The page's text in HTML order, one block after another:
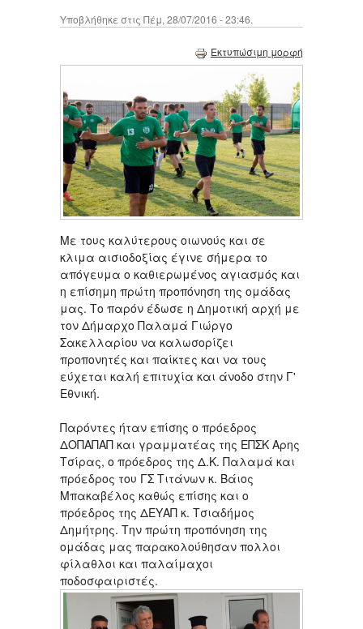
Υποβλήθηκε στις Πέμ, 28/07/2016 - 23:46.
Εκτυπώσιμη μορφή
Με τους καλύτερους οιωνούς και σε
κλιμα αισιοδοξίας έγινε σήμερα το
απόγευμα ο καθιερωμένος αγιασμός και
η επίσημη πρώτη προπόνηση της ομάδας
μας. Το παρόν έδωσε η Δημοτική αρχή με
τον Δήμαρχο Παλαμά Γιώργο
Σακελλαρίου να καλωσορίζει
προπονητές και παίκτες και να τους
εύχεται καλή επιτυχία και άνοδο στην Γ'
Εθνική.
Παρόντες ήταν επίσης ο πρόεδρος
ΔΟΠΑΠΑΠ και γραμματέας της ΕΠΣΚ Αρης
Τσίρας, ο πρόεδρος της Δ.Κ. Παλαμά και
πρόεδρος του ΓΣ Τιτάνων κ. Βάιος
Μπακαβέλος καθώς επίσης και ο
πρόεδρος της ΔΕΥΑΠ κ. Τσιαδήμος
Δημήτρης. Την πρώτη προπόνηση της
ομάδας μας παρακολούθησαν πολλοι
φίλαθλοι και παλαίμαχοι
ποδοσφαιριστές.